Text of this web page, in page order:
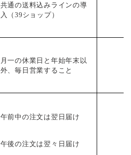
共通の送料込みラインの導
入（39ショップ）
月一の休業日と年始年末以
外、毎日営業すること
午前中の注文は翌日届け
午後の注文は翌々日届け